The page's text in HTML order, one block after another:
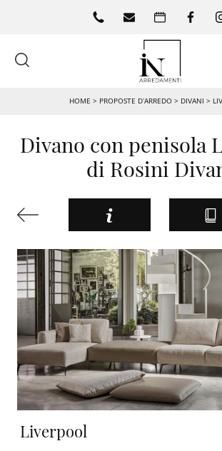
HOME > PROPOSTE D’ARREDO > DIVANI >
Divano con penisola
di Rosini
Liverpool